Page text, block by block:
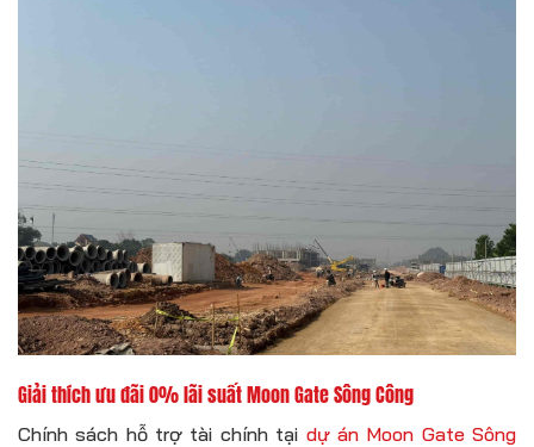
Giải thích ưu đãi 0% lãi suất Moon Gate Sông Công
Chính sách hỗ trợ tài chính tại dự án Moon Gate Sông